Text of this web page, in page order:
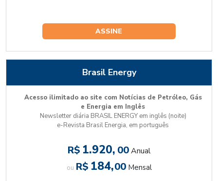
ASSINE
Brasil Energy
Acesso ilimitado ao site com Notícias de Petróleo, Gás
e Energia em Inglês
Newsletter diária BRASIL ENERGY em inglês (noite)
e-Revista Brasil Energia, em português
R$ 1.920, 00 Anual
ou R$ 184,00 Mensal